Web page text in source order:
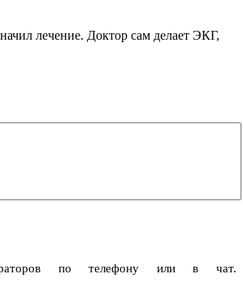
лечение. Доктор сам делает ЭКГ,
по телефону или в чат.